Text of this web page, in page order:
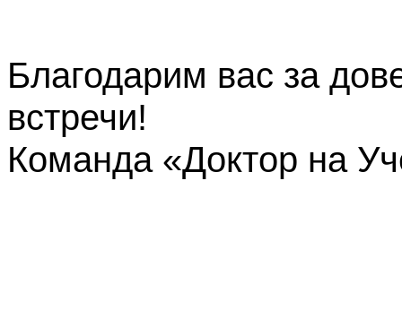
Благодарим вас за
встречи!
Команда «Доктор на